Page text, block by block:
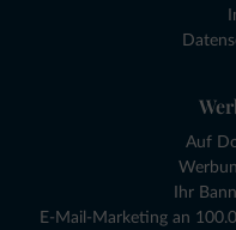
Auf
Ihr
E-Mail-Marketing an